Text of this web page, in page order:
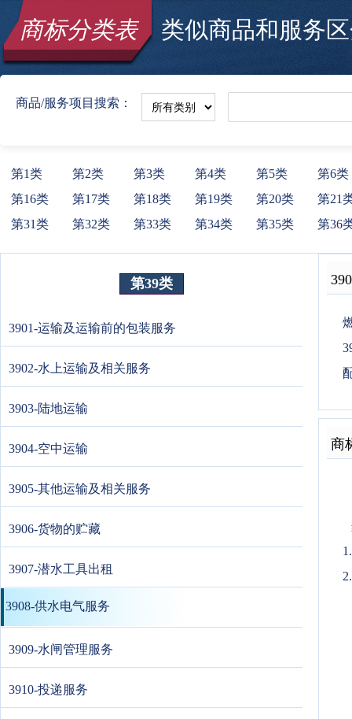
商标分类表类似商品和服务区
商品/服务项目搜索：
第1类 第2类 第3类 第4类 第5类
第6类
第16类
第17类 第18类 第19类 第20类
第21
第31类
第32类 第33类 第34类 第35类 第36
第39类
3901-运输及运输前的包装服务
3902-水上运输及相关服务
3903-陆地运输
3904-空中运输
3905-其他运输及相关服务
3906-货物的贮藏
3907-潜水工具出租
3908-供水电气服务
3909-水闸管理服务
3910-投递服务
商